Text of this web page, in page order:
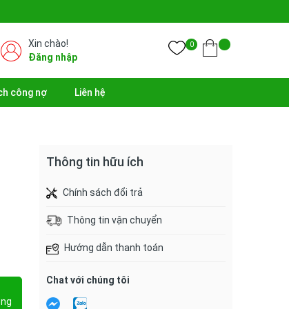
Xin chào!
Đăng nhập
0
công nợ Liên hệ
Thông tin hữu ích
Chính sách đổi trả
Thông tin vận chuyển
Hướng dẫn thanh toán
Chat với chúng tôi